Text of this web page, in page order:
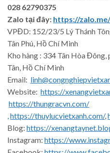
028 62790375
Zalo tại đây: https://
VPĐD: 152/23/5 Lý Thánh
Tân Phú, Hồ Chí Minh
Kho hàng : 334 Tân Hòa
Tân, Hồ Chí Minh
Email:
Website: https://
https://thungracvn.com/
https://thuylucvietxanh.com/,
Blog: https://
Instagram: https://